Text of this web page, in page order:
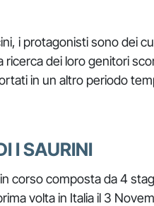
i protagonisti sono dei
dei loro genitori
in un altro periodo
I SAURINI
corso composta da 4
volta in Italia il 3